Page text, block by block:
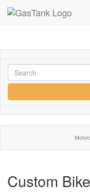
Custom Bike